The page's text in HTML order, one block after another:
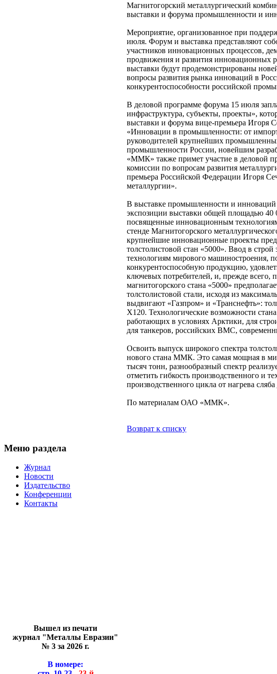
Магнитогорский металлургический
выставки и форума промышленности и
Мероприятие, организованное при
июля. Форум и выставка представляют
участников инновационных процессов,
продвижения и развития инновационных
выставки будут продемонстрированы
вопросы развития рынка инноваций в
конкурентоспособности российской
В деловой программе форума 15 июля
инфраструктура, субъекты, проекты»,
выставки и форума вице-премьера Игоря
«Инновации в промышленности: от
руководителей крупнейших
промышленности России, новейшим
«ММК» также примет участие в деловой
комиссии по вопросам развития
премьера Российской Федерации Игоря
металлургии».
В выставке промышленности и
экспозиции выставки общей площадью 40
посвященные инновационным
стенде Магнитогорского
крупнейшие инновационные проекты
толстолистовой стан «5000». Ввод в
технологиям мирового машиностроения,
конкурентоспособную продукцию,
ключевых потребителей, и, прежде всего,
магнитогорского стана «5000»
толстолистовой стали, исходя из
выдвигают «Газпром» и «Транснефть»:
Х120. Технологические возможности
работающих в условиях Арктики, для
для танкеров, российских ВМС,
Освоить выпуск широкого спектра
нового стана ММК. Это самая мощная в
тысяч тонн, разнообразный спектр
отметить гибкость производственного и
производственного цикла от нагрева
По материалам ОАО «ММК».
Возврат к списку
Меню раздела
Журнал
Новости
Издательство
Конференции
Контакты
Вышел из печати
журнал "Металлы Евразии"
№ 3 за 2026 г.
В номере: